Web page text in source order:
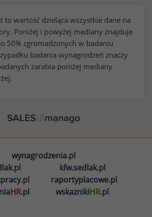
to wartość dzieląca wszystkie dane na
Poniżej i powyżej mediany znajduje
50% zgromadzonych w badaniu
badania wynagrodzeń znaczy
zarabia poniżej mediany
wynagrodzenia.pl
kfw.sedlak.pl
raportyplacowe.pl
HR.pl wskaznikiHR.pl